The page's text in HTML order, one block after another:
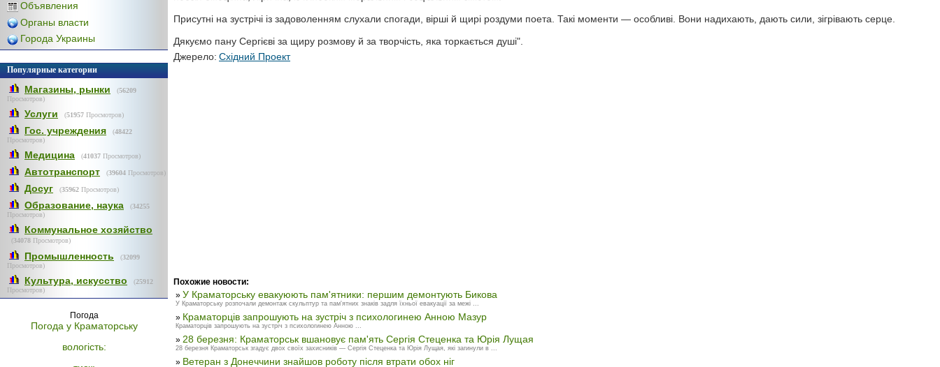
Объявления
Органы власти
Города Украины
Популярные категории
Магазины, рынки (56209
Просмотров)
Услуги (51957 Просмотров)
Гос. учреждения (48422
Просмотров)
Медицина (41037 Просмотров)
Автотранспорт (39604 Просмотров)
Досуг (35962 Просмотров)
Образование, наука (34255
Просмотров)
Коммунальное хозяйство
(34078 Просмотров)
Промышленность (32099
Просмотров)
Культура, искусство (25912
Просмотров)
Погода
Погода у Краматорську
вологість:
Присутні на зустрічі із задоволенням слухали спогади, вірші й щирі роздуми поета. Такі моменти — особливі. Вони надихають, дають сили, зігрівають серце.
Дякуємо пану Сергієві за щиру розмову й за творчість, яка торкається душі".
Джерело: Східний Проект
Похожие новости:
» У Краматорську евакуюють пам'ятники: першим демонтують Бикова
У Краматорську розпочали демонтаж скульптур та пам'ятних знаків задля їхньої евакуації за межі ...
» Краматорців запрошують на зустріч з психологинею Анною Мазур
Краматорців запрошують на зустріч з психологинею Анною ...
» 28 березня: Краматорськ вшановує пам'ять Сергія Стеценка та Юрія Лущая
28 березня Краматорськ згадує двох своїх захисників — Сергія Стеценка та Юрія Лущая, які загинули в ...
» Ветеран з Донеччини знайшов роботу після втрати обох ніг